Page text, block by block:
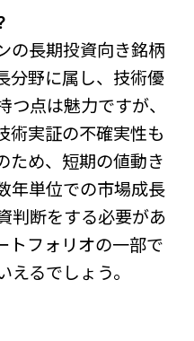
の長期投資向き銘柄
分野に属し、技術優
点は魅力ですが、
術実証の不確実性も
ため、短期の値動き
年単位での市場成長
判断をする必要があ
トフォリオの一部で
るでしょう。